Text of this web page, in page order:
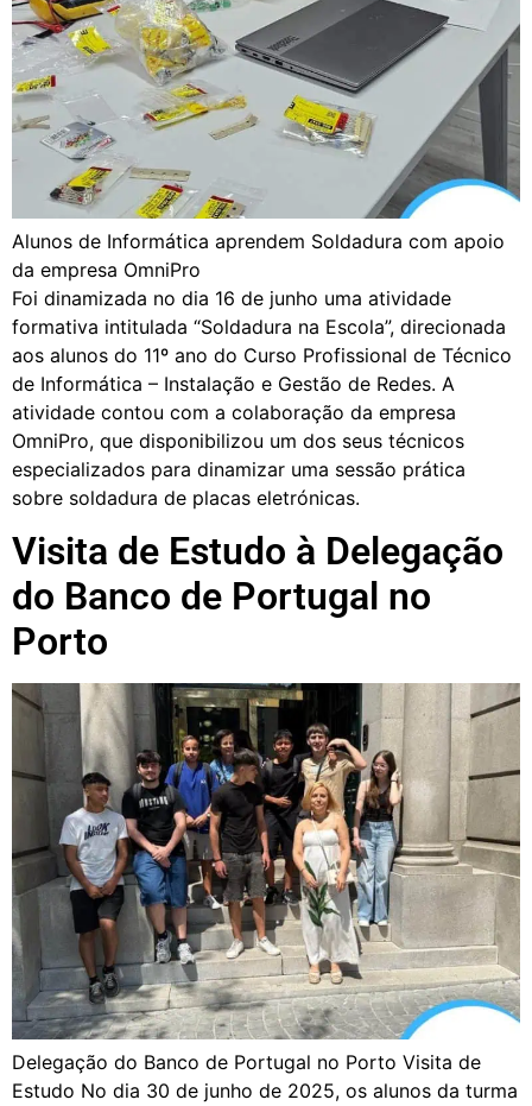
Alunos de Informática aprendem Soldadura com apoio
da empresa OmniPro
Foi dinamizada no dia 16 de junho uma atividade
formativa intitulada “Soldadura na Escola”, direcionada
aos alunos do 11º ano do Curso Profissional de Técnico
de Informática – Instalação e Gestão de Redes. A
atividade contou com a colaboração da empresa
OmniPro, que disponibilizou um dos seus técnicos
especializados para dinamizar uma sessão prática
sobre soldadura de placas eletrónicas.
Visita de Estudo à Delegação
do Banco de Portugal no
Porto
Delegação do Banco de Portugal no Porto Visita de
Estudo No dia 30 de junho de 2025, os alunos da turma